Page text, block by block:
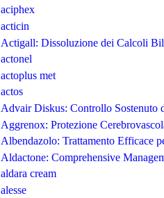
aciphex
acticin
Actigall: Dissoluzione dei Calcoli
actonel
actoplus met
actos
Advair Diskus: Controllo Sostenuto
Aggrenox: Protezione
Albendazolo: Trattamento Efficace
Aldactone: Comprehensive
aldara cream
alesse